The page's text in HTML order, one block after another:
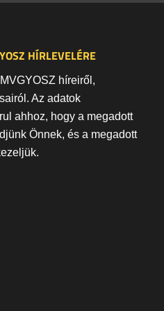
HÍRLEVELÉRE
híreiről,
Az adatok
ahhoz, hogy a megadott
Önnek, és a megadott